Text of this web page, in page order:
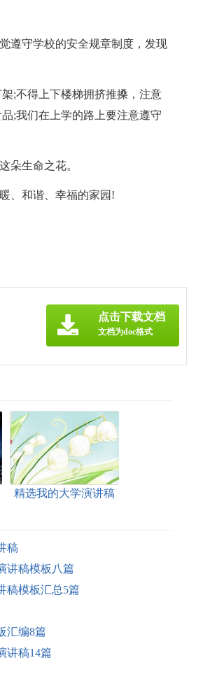
遵守学校的安全规章制度，发现
;不得上下楼梯拥挤推搡，注意
;我们在上学的路上要注意遵守
朵生命之花。
、和谐、幸福的家园!
点击下载文档
文档为doc格式
精选我的大学演讲稿
稿
讲稿模板八篇
稿模板汇总5篇
汇编8篇
讲稿14篇